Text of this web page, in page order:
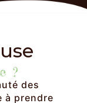
?
des
à prendre